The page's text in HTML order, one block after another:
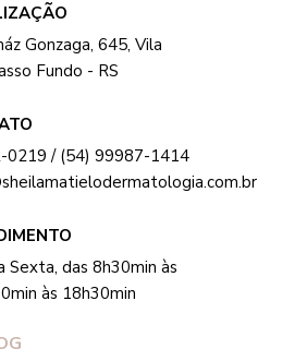
Gonzaga, 645, Vila
Fundo - RS
0219 / (54) 99987-1414
Sexta, das 8h30min às
às 18h30min